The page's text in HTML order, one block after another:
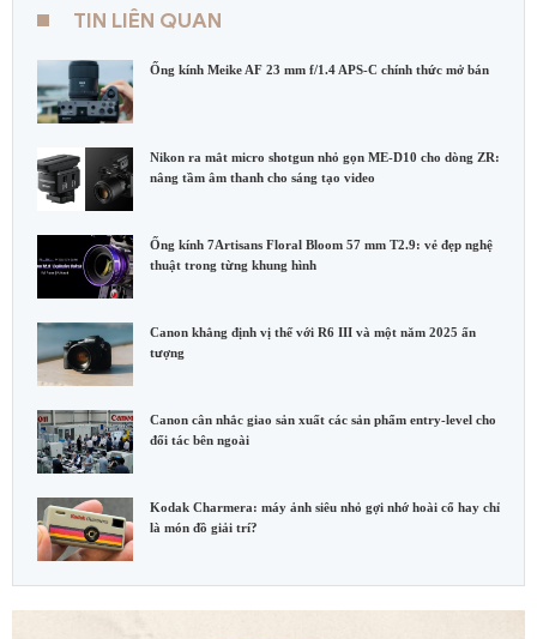
TIN LIÊN QUAN
Ống kính Meike AF 23 mm f/1.4 APS-C chính thức mở bán
Nikon ra mắt micro shotgun nhỏ gọn ME-D10 cho dòng ZR:
nâng tầm âm thanh cho sáng tạo video
Ống kính 7Artisans Floral Bloom 57 mm T2.9: vẻ đẹp nghệ
thuật trong từng khung hình
Canon khẳng định vị thế với R6 III và một năm 2025 ấn
tượng
Canon cân nhắc giao sản xuất các sản phẩm entry-level cho
đối tác bên ngoài
Kodak Charmera: máy ảnh siêu nhỏ gợi nhớ hoài cổ hay chỉ
là món đồ giải trí?